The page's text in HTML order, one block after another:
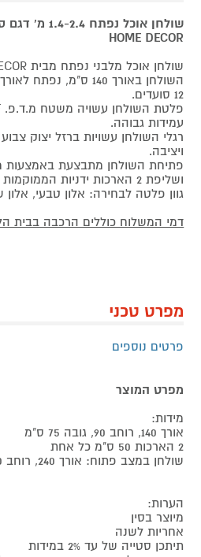
שולחן אוכל
HOME DECOR
שולחן אוכל מלבני נפתח מבית HOME DECOR
12 סועדים.
עמידות גבוהה.
רגלי השולחן עשויות ברזל יצוק
ויציבה.
פתיחת השולחן מתבצעת באמצעות
ושליפת 2 הארכות ידניות הממוקמות בתחתית הפלטה.
גוון פלטה לבחירה: אלון טבעי,
דמי המשלוח כוללים הרכבה בבית
מפרט טכני
פרטים נוספים
מפרט המוצר
מידות:
אורך 140, רוחב 90, גובה 75 ס"מ
2 הארכות 50 ס"מ כל אחת
שולחן במצב פתוח: אורך 240, רוחב 90, גובה 75 ס"מ
הערות:
מיוצר בסין
אחריות לשנה
תיתכן סטייה של עד 2% במידות